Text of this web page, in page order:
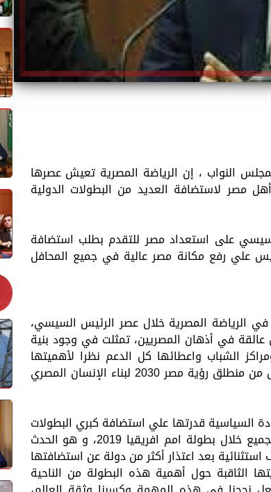
النواب ، إن الرياضة المصرية تعيش عصرها
مصر لاستضافة العديد من البطولات الدولية
على استعداد مصر للتقدم بطلب استضافة
ما يعكس حرص الرئيس علي رفع مكانة مصر عالية في جميع المحافل
الرياضة المصرية خلال عصر الرئيس السيسي،
عالقة في أذهان المصريين، تمثلت في وجود بنية
الشباب واعطائها كل الدعم نظرا لأهميتها
الكبيرة بالنسبة للشباب، ولم يأتي هذا الاهتمام من فراغ بل من منطلق رؤية مصر 2030 لبناء الإنسان المصري
السياسية قدرتها علي استضافة كبري البطولات
واصبحت مصر قبلة لأي بطولة عالمية ، وذلك ما شاهده الجميع خلال بطولة امم افريقيا 2019، و هو الحدث
بعد اعتذار أكثر من دولة عن استضافتها
الثاقبة حول أهمية هذه البطولة من الناحية